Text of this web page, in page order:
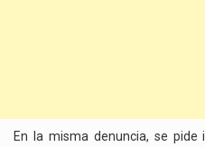
En la misma denuncia, se